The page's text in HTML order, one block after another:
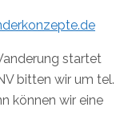
startet
bitten wir um tel.
können wir eine